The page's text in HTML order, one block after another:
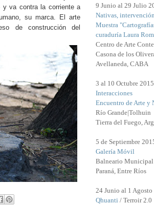
y va contra la corriente a
su marca.
El arte
de construcción del
9 Junio al 29 Julio
Nativas, intervención
Muestra
curaduría Laura
Centro de Arte
Casona de los
Avellaneda, CABA
3 al 10 Octubre 2015
Interacciones
Encuentro de Arte y
Río Grande|Tolhuin
Tierra del Fuego, Arg
5 de Septiembre
Galería Móvil
Balneario Municipal
Paraná, Entre Ríos
24 Junio al 1 Agosto
Qhuanti / Terroir 2.0